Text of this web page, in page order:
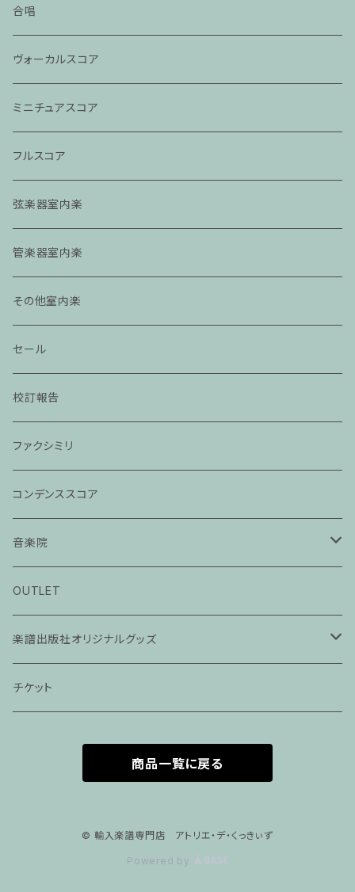
合唱
ヴォーカルスコア
ミニチュアスコア
フルスコア
弦楽器室内楽
管楽器室内楽
その他室内楽
セール
校訂報告
ファクシミリ
コンデンススコア
音楽院
ピアノ科３０分レッスン
ピアノ科４５分レッスン
家族割プラン
家族割適用プラン2
声楽ピアノ４５分レッスン
ヴァイオリンピアノ６０分レッスン
OUTLET
楽譜出版社オリジナルグッズ
アパレル
チケット
商品一覧に戻る
© 輸入楽譜専門店 アトリエ・デ・くっきぃず
Powered by